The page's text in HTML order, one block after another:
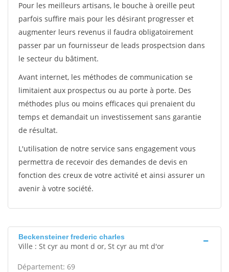
Pour les meilleurs artisans, le bouche à oreille peut
parfois suffire mais pour les désirant progresser et
augmenter leurs revenus il faudra obligatoirement
passer par un fournisseur de leads prospectsion dans
le secteur du bâtiment.
Avant internet, les méthodes de communication se
limitaient aux prospectus ou au porte à porte. Des
méthodes plus ou moins efficaces qui prenaient du
temps et demandait un investissement sans garantie
de résultat.
L'utilisation de notre service sans engagement vous
permettra de recevoir des demandes de devis en
fonction des creux de votre activité et ainsi assurer un
avenir à votre société.
Beckensteiner frederic charles
Ville : St cyr au mont d or, St cyr au mt d'or
Département: 69